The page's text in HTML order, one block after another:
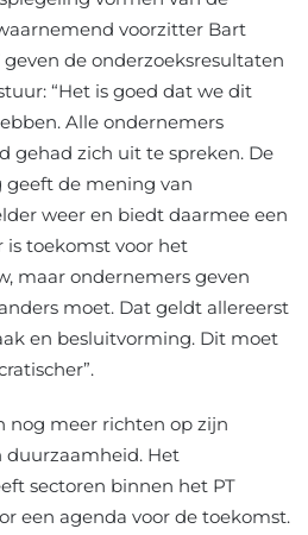
voorzitter Bart
de onderzoeksresultaten
“Het is goed dat we dit
Alle ondernemers
gehad zich uit te spreken. De
de mening van
weer en biedt daarmee een
is toekomst voor het
maar ondernemers geven
moet. Dat geldt allereerst
en besluitvorming. Dit moet
nog meer richten op zijn
duurzaamheid. Het
sectoren binnen het PT
een agenda voor de toekomst.